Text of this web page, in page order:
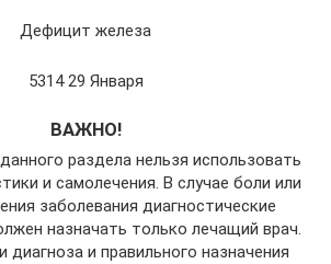
Дефицит железа
5314 29 Января
ВАЖНО!
раздела нельзя использовать
и самолечения. В случае боли или
заболевания диагностические
назначать только лечащий врач.
диагноза и правильного назначения